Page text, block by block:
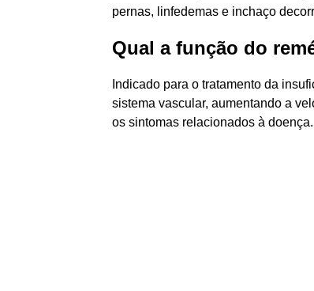
pernas, linfedemas e inchaço
Qual a função do
Indicado para o tratamento da
sistema vascular, aumentando a
os sintomas relacionados à doença.